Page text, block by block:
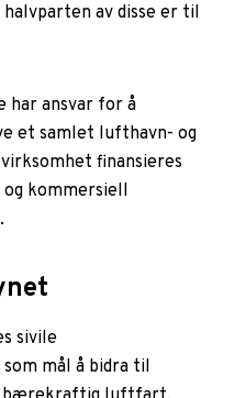
av disse er til
har ansvar for å
et samlet lufthavn- og
finansieres
kommersiell
sivile
mål å bidra til